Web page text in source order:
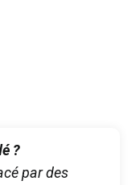
?
par des